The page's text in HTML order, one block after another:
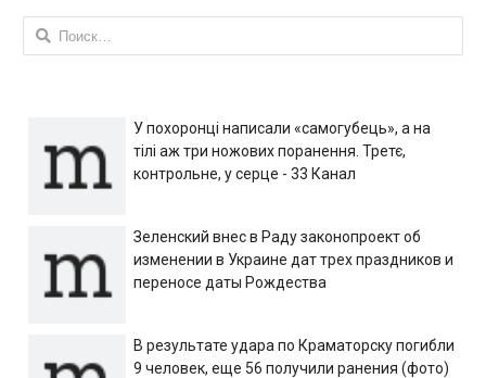
Найти:
У похоронці написали «самогубець», а на
тілі аж три ножових поранення. Третє,
контрольне, у серце - 33 Канал
Зеленский внес в Раду законопроект об
изменении в Украине дат трех праздников и
переносе даты Рождества
В результате удара по Краматорску погибли
9 человек, еще 56 получили ранения (фото)